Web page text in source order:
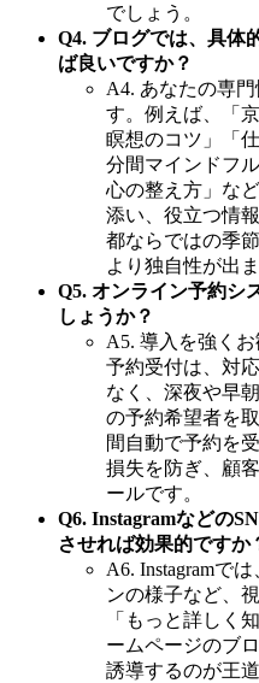
でしょう。
Q4. ブログでは、具体
ば良いですか？
A4. あなたの専
す。例えば、「
瞑想のコツ」「
分間マインドフ
心の整え方」な
添い、役立つ情
都ならではの季
より独自性が出ま
Q5. オンライン予約シ
しょうか？
A5. 導入を強く
予約受付は、対
なく、深夜や早
の予約希望者を
間自動で予約を
損失を防ぎ、顧
ールです。
Q6. Instagramなどの
させれば効果的ですか
A6. Instagramで
ンの様子など、
「もっと詳しく
ームページのブ
誘導するのが王